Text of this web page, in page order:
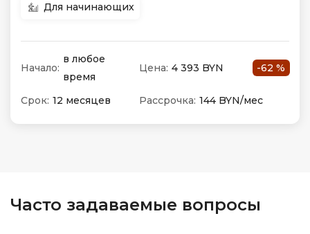
Для начинающих
Начало:
в любое
время
Цена: 4 393 BYN -62 %
Срок: 12 месяцев Рассрочка: 144 BYN/мес
Часто задаваемые вопросы